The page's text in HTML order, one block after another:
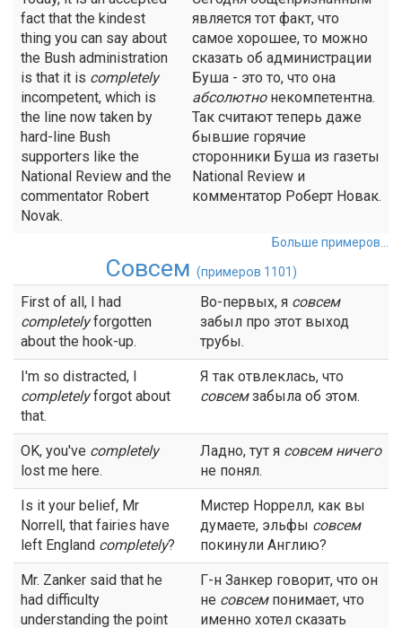
fact that the kindest
thing you can say about
the Bush administration
is that it is completely
incompetent, which is
the line now taken by
hard-line Bush
supporters like the
National Review and the
commentator Robert
Novak.
является тот факт, что
самое хорошее, то можно
сказать об администрации
Буша - это то, что она
абсолютнонекомпетентна.
Так считают теперь даже
бывшие горячие
сторонники Буша из газеты
National Review и
комментатор Роберт Новак.
Больше примеров...
Совсем (примеров 1101)
First of all, I had
completelyforgotten
about the hook-up.
Во-первых, я совсем
забыл про этот выход
трубы.
I'm so distracted, I
completelyforgot about
that.
Я так отвлеклась, что
совсемзабыла об этом.
OK, you've completely
lost me here.
Ладно, тут я совсемничего
не понял.
Is it your belief, Mr
Norrell, that fairies have
left England completely?
Мистер Норрелл, как вы
думаете, эльфы совсем
покинули Англию?
Mr. Zanker said that he
had difficulty
understanding the point
Г-н Занкер говорит, что он
не совсемпонимает, что
именно хотел сказать